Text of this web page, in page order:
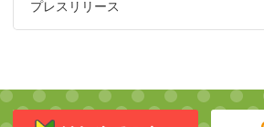
プレスリリース